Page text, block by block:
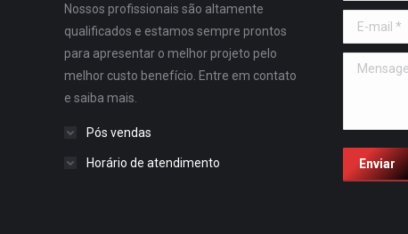
Nossos profissionais são altamente
qualificados e estamos sempre prontos
para apresentar o melhor projeto pelo
melhor custo benefício. Entre em contato
e saiba mais.
Pós vendas
Horário de atendimento
E-mail *
Mensagem
Enviar